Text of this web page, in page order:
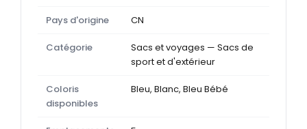
Pays d'origine CN
Catégorie
Sacs et voyages — Sacs de
sport et d'extérieur
Coloris
disponibles
Bleu, Blanc, Bleu Bébé